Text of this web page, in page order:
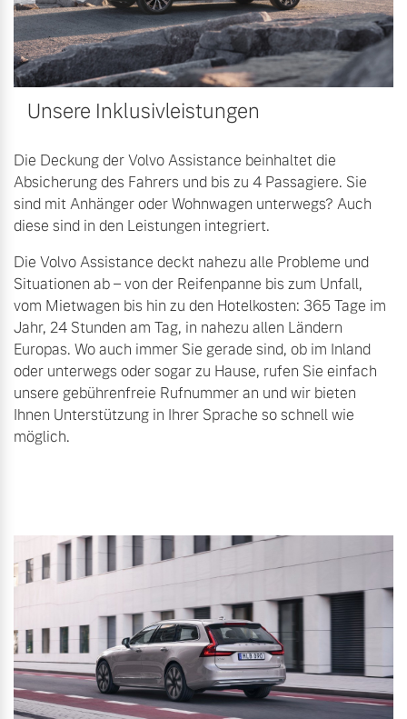
Volvo Selekt
Gebrauchtwagen
Die Neuwagenalternative
Mehr erfahren
Editionsmodelle
Jetzt kennenlernen
Mehr erfahren
Bitte sprechen Sie uns
direkt an.
Mehr erfahren
Frühjahrscheck
Entdecken Sie unsere
saisonalen Angebote.
Mehr erfahren
Finanzierung & Leasing
Versicherung
Unsere Inklusivleistungen
Die Deckung der Volvo Assistance beinhaltet die
Absicherung des Fahrers und bis zu 4 Passagiere. Sie
sind mit Anhänger oder Wohnwagen unterwegs? Auch
diese sind in den Leistungen integriert.
Die Volvo Assistance deckt nahezu alle Probleme und
Situationen ab – von der Reifenpanne bis zum Unfall,
vom Mietwagen bis hin zu den Hotelkosten: 365 Tage im
Jahr, 24 Stunden am Tag, in nahezu allen Ländern
Europas. Wo auch immer Sie gerade sind, ob im Inland
oder unterwegs oder sogar zu Hause, rufen Sie einfach
unsere gebührenfreie Rufnummer an und wir bieten
Ihnen Unterstützung in Ihrer Sprache so schnell wie
möglich.